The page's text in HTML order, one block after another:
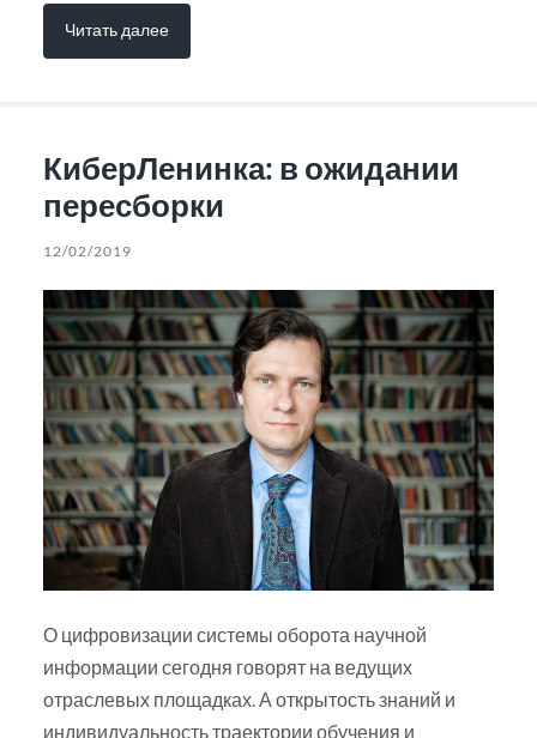
Читать далее
КиберЛенинка: в ожидании
пересборки
12/02/2019
О цифровизации системы оборота научной
информации сегодня говорят на ведущих
отраслевых площадках. А открытость знаний и
индивидуальность траектории обучения и